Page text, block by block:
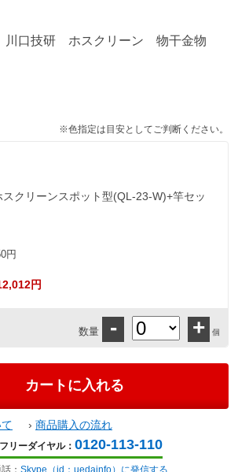
川口技研 ホスクリーン 物干金物
※色指定は目安としてご判断ください。
クリーンスポット型(QL-23-W)+竿セッ
円
円
数量 - + 個
› 商品購入の流れ
リーダイヤル： 0120-113-110
： Skype（id：uedainfo）に発信する